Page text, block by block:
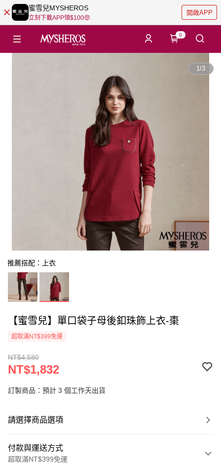
蜜雪兒MYSHEROS
立刻下載APP領$100🤑
開啟APP
0
1/3
推薦搭配：上衣
【蜜雪兒】單口袋子母後釦珠飾上衣-棗
超取滿NT$399免運
NT$4,580
NT$1,832
訂製商品：預計 3 個工作天出貨
請選擇商品選項
付款與運送方式
超取滿NT$399免運